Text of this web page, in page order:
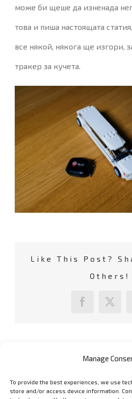
Manage
To provide the best experiences, we use
store and/or access device information.
може би щеше да изненада
това и пиша настоящата
все някой, някога ще изгори,
тракер за кучета.
Like This Post?
Others!
Facebook
X
GET SOCIAL